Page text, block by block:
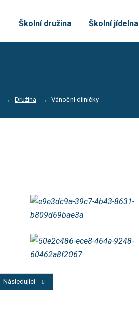
Školní družina Školní jídelna
Družina Vánoční dílničky
Předchozí
Následující